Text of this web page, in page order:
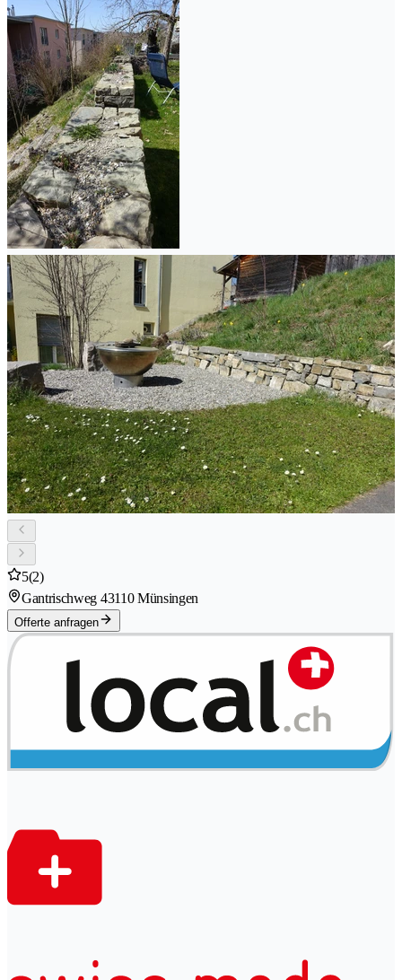
5(2)
Gantrischweg 43110 Münsingen
Offerte anfragen